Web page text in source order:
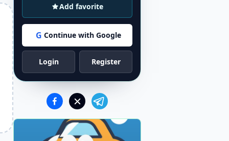
Add favorite
G Continue with Google
Login Register